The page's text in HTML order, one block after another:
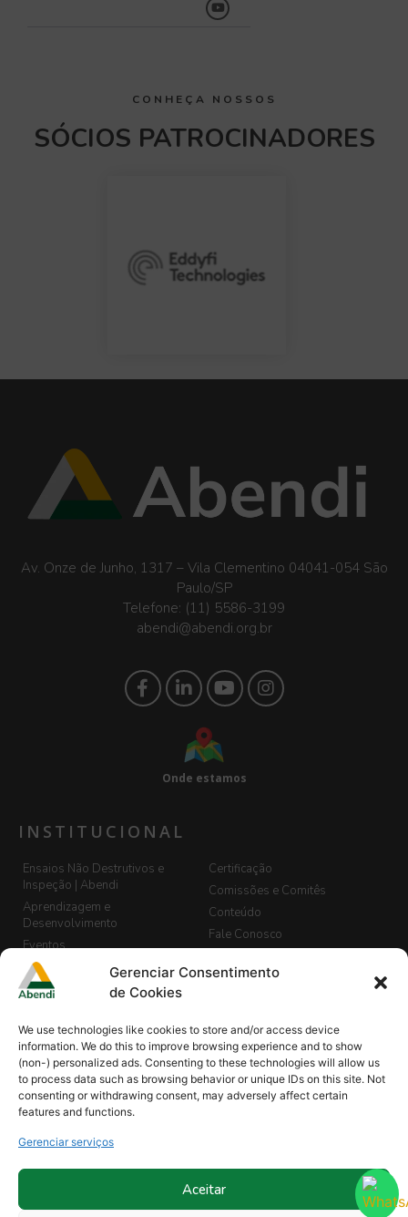
Gerenciar Consentimento
de Cookies
We use technologies like cookies to store and/or access device
information. We do this to improve browsing experience and to show
(non-) personalized ads. Consenting to these technologies will allow us
to process data such as browsing behavior or unique IDs on this site. Not
consenting or withdrawing consent, may adversely affect certain
features and functions.
Gerenciar serviços
Aceitar
CONHEÇA NOSSOS
SÓCIOS PATROCINADORES
Av. Onze de Junho, 1317 – Vila Clementino 04041-054 São
Paulo/SP
Telefone: (11) 5586-3199
abendi@abendi.org.br
Onde estamos
INSTITUCIONAL
Ensaios Não Destrutivos e
Inspeção | Abendi
Aprendizagem e
Desenvolvimento
Eventos
Banco de Currículos
Cadastro de Vagas
Blog Abendi Digital
Certificação
Comissões e Comitês
Conteúdo
Fale Conosco
Guia de END, Inspeção e
Minha Abendi
END
Projetos
Treinamentos
Treinamento In Company